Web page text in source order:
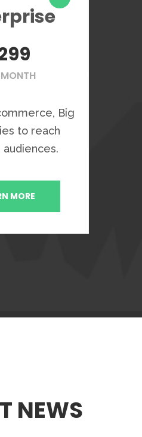
MONTH
Big
to reach
audiences.
MORE
NEWS